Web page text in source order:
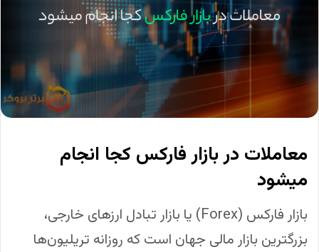
معاملات در بازار فارکس کجا انجام
میشود
بازار فارکس (Forex) یا بازار تبادل ارزهای خارجی،
بزرگترین بازار مالی جهان است که روزانه تریلیون‌ها